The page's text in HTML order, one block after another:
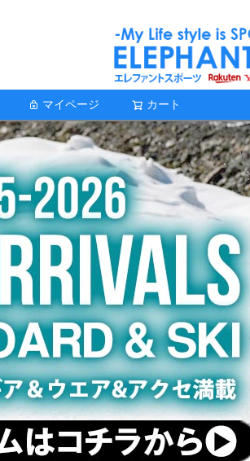
マイページ カート